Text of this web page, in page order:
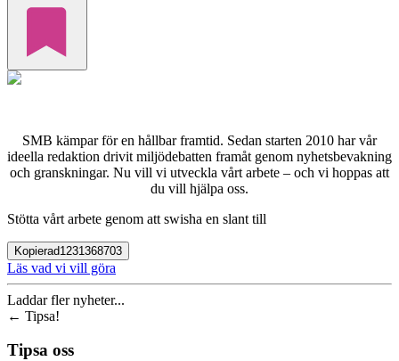
SMB kämpar för en hållbar framtid. Sedan starten 2010 har vår
ideella redaktion drivit miljödebatten framåt genom nyhetsbevakning
och granskningar. Nu vill vi utveckla vårt arbete – och vi hoppas att
du vill hjälpa oss.
Stötta vårt arbete genom att swisha en slant till
Kopierad1231368703
Läs vad vi vill göra
Laddar fler nyheter...
← Tipsa!
Tipsa oss